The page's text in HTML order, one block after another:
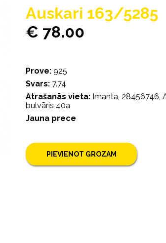
Auskari 163/5285
€ 78.00
Prove: 925
Svars: 7.74
Atrašanās vieta: Imanta, 28456746,
bulvāris 40a
Jauna prece
PIEVIENOT GROZAM